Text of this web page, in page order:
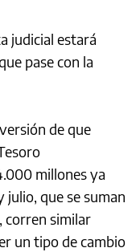
judicial estará
pase con la
de que
millones ya
que se suman
corren similar
un tipo de cambio